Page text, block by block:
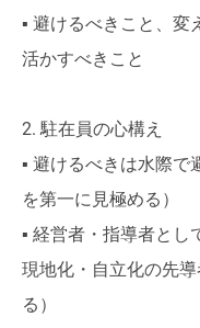
▪ 避けるべきこと、変
活かすべきこと
2. 駐在員の心構え
▪ 避けるべきは水際で
を第一に見極める）
▪ 経営者・指導者とし
現地化・自立化の先
る）